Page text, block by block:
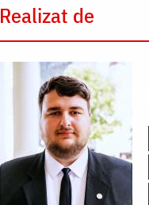
Realizat de